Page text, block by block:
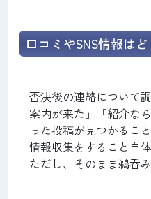
口コミやSNS情報は
否決後の連絡について
案内が来た」「紹介な
った投稿が見つかるこ
情報収集をすること自
ただし、そのまま鵜呑